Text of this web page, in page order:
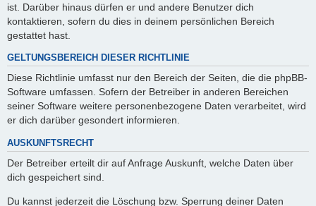
ist. Darüber hinaus dürfen er und andere Benutzer dich
kontaktieren, sofern du dies in deinem persönlichen Bereich
gestattet hast.
GELTUNGSBEREICH DIESER RICHTLINIE
Diese Richtlinie umfasst nur den Bereich der Seiten, die die phpBB-
Software umfassen. Sofern der Betreiber in anderen Bereichen
seiner Software weitere personenbezogene Daten verarbeitet, wird
er dich darüber gesondert informieren.
AUSKUNFTSRECHT
Der Betreiber erteilt dir auf Anfrage Auskunft, welche Daten über
dich gespeichert sind.
Du kannst jederzeit die Löschung bzw. Sperrung deiner Daten